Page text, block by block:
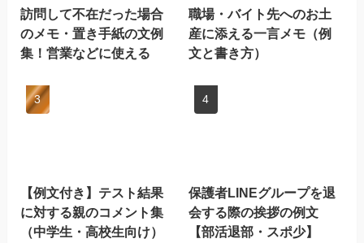
訪問して不在だった場合
のメモ・置き手紙の文例
集！営業などに使える
職場・バイト先へのお土
産に添える一言メモ（例
文と書き方）
【例文付き】テスト結果
に対する親のコメント集
（中学生・高校生向け）
保護者LINEグループを退
会する際の挨拶の例文
【部活退部・スポ少】